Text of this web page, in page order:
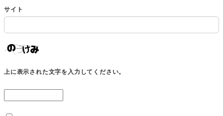
サイト
上に表示された文字を入力してください。